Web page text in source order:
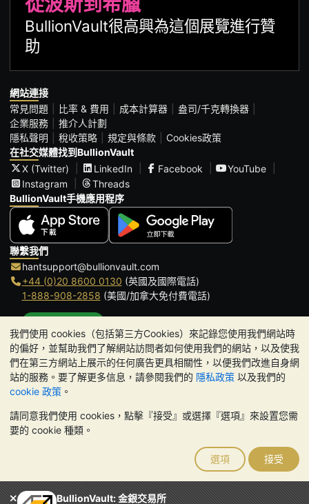
我們使用 cookies（包括第三方Cookies）來記錄您使用我們網站時
的偏好，並幫助我們了解網站訪問者如何使用我們的網站，以及使我
們在第三方網站上展示的任何廣告更具相關性，以便我們改進自身網
站的服務。要了解更多信息，請參閱我們的 隱私政策 以及我們的
cookie 政策 。
請同意我們使用 cookies，點擊『接受』或選擇『選項』來設置您需
要的 cookie 種類。
選項 接受
BullionVault: 金銀交易所
BullionVault很高興為這個展覽進行贊
助
網站連接
常見問題
比率 & 費用 成本計算器
盎司/千克轉換器
企業服務
推介人計劃
隱私聲明
稅收策略 規定與條款
Cookies政策
在社交媒體找到BullionVault
X (Twitter)
LinkedIn Facebook
YouTube
Instagram
Threads
BullionVault手機應用程序
聯繫我們
hantsupport@bullionvault.com
+44 (0)20 8600 0130 (英國及國際電話)
1-888-908-2858 (美國/加拿大免付費電話)
辦公時間:
9am to 8:30pm (英國時間), 周一至周五
Galmarley Ltd T/A BullionVault
3 Shortlands (7th Floor)
London
W6 8DA
貴金屬的價值可能下跌也可能上漲。歷史趨勢不能保證未來
的價格走勢。BullionVault 網站及其任何通訊中的任何內容均不構成
投資建議。您應該考慮尋求專業建議，以確定投資並持有金條是否適